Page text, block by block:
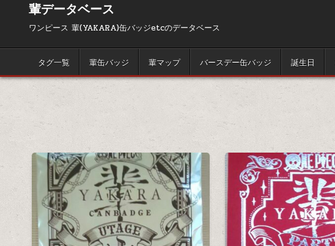
輩データベース
ワンピース 輩(YAKARA)缶バッジetcのデータベース
タグ一覧 輩缶バッジ 輩マップ バースデー缶バッジ 誕生日